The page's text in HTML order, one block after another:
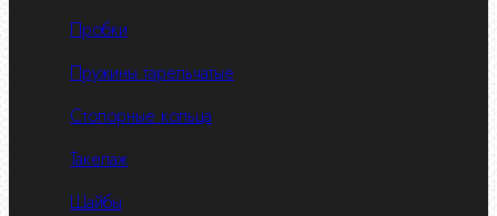
Пробки
Пружины тарельчатые
Стопорные кольца
Такелаж
Шайбы